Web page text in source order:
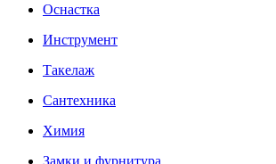
Оснастка
Инструмент
Такелаж
Сантехника
Химия
Замки и фурнитура